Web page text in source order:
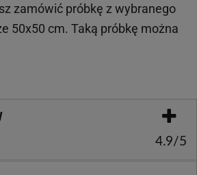
zamówić próbkę z wybranego
50x50 cm. Taką próbkę można
4.9/5